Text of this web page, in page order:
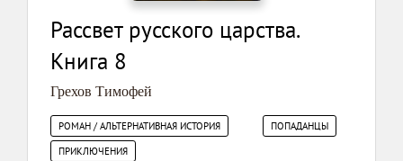
Рассвет русского царства.
Книга 8
Грехов Тимофей
РОМАН / АЛЬТЕРНАТИВНАЯ ИСТОРИЯ
ПОПАДАНЦЫ
ПРИКЛЮЧЕНИЯ